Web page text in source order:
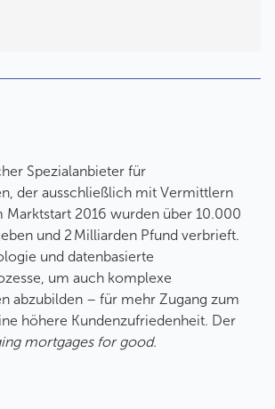
Spezialanbieter für
der ausschließlich mit Vermittlern
Marktstart 2016 wurden über 10.000
und 2 Milliarden Pfund verbrieft.
und datenbasierte
um auch komplexe
abzubilden – für mehr Zugang zum
höhere Kundenzufriedenheit. Der
mortgages for good.